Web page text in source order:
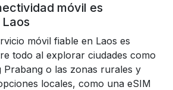
móvil es
móvil fiable en Laos es
todo al explorar ciudades como
Prabang o las zonas rurales y
locales, como una eSIM